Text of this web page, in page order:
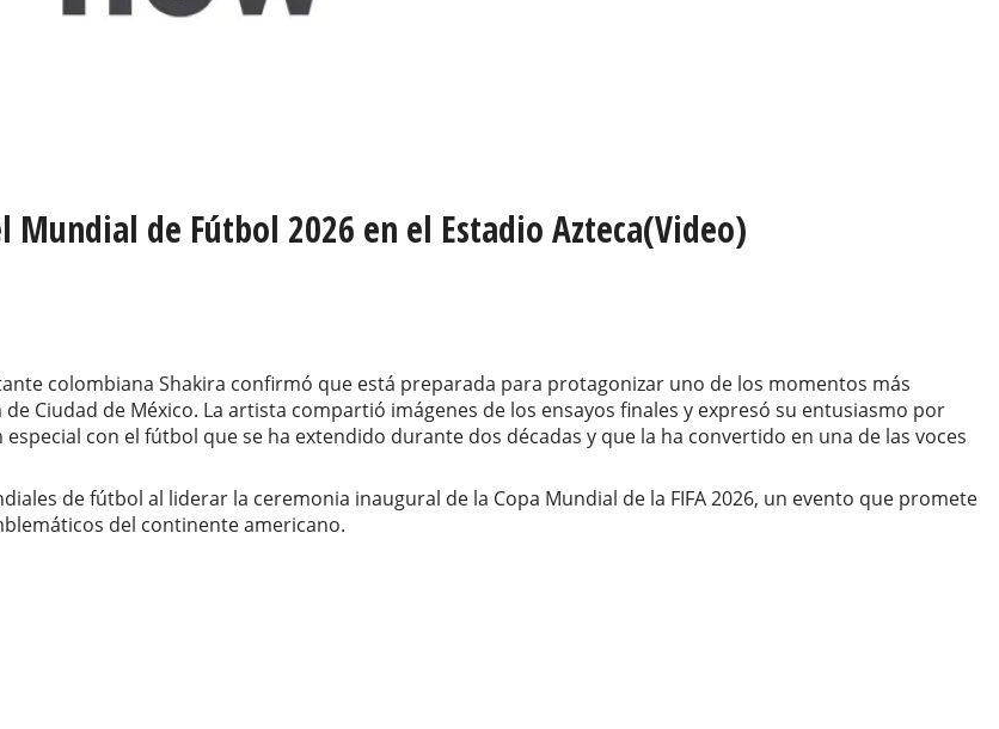
de Fútbol 2026 en el Estadio Azteca(Video)
colombiana Shakira confirmó que está preparada para protagonizar uno de los momentos más
Ciudad de México. La artista compartió imágenes de los ensayos finales y expresó su entusiasmo por
con el fútbol que se ha extendido durante dos décadas y que la ha convertido en una de las voces
de fútbol al liderar la ceremonia inaugural de la Copa Mundial de la FIFA 2026, un evento que promete
del continente americano.